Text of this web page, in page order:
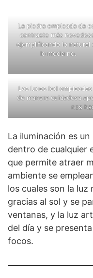
La piedra empleada da
contraste más
ejemplificando lo natural
lo moderno.
Las luces led
de manera cuidadosa
nos
La iluminación es
dentro de cualquier
que permite atraer
ambiente se
los cuales son la luz
gracias al sol y se
ventanas, y la luz
del día y se
focos.